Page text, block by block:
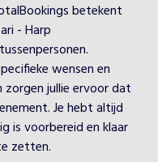
betekent
- Harp
wensen en
zorgen jullie ervoor dat
Je hebt altijd
is voorbereid en klaar
zetten.